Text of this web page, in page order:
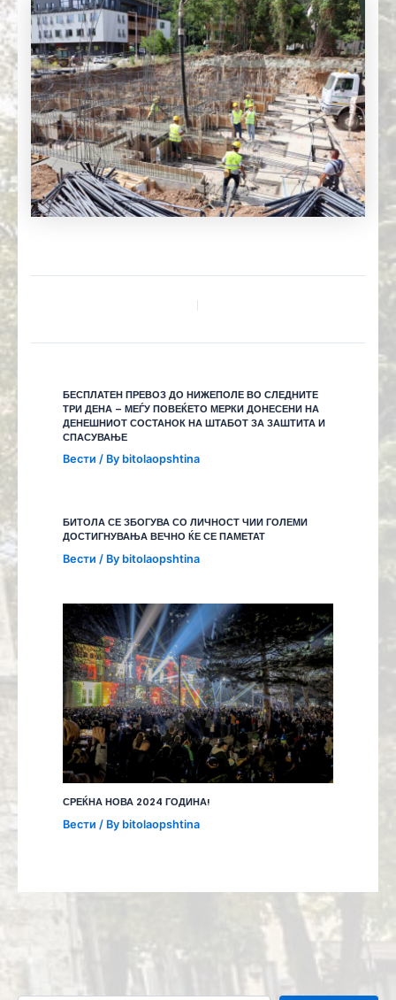
БЕСПЛАТЕН ПРЕВОЗ ДО НИЖЕПОЛЕ ВО СЛЕДНИТЕ
ТРИ ДЕНА – МЕЃУ ПОВЕЌЕТО МЕРКИ ДОНЕСЕНИ НА
ДЕНЕШНИОТ СОСТАНОК НА ШТАБОТ ЗА ЗАШТИТА И
СПАСУВАЊЕ
Вести / By bitolaopshtina
БИТОЛА СЕ ЗБОГУВА СО ЛИЧНОСТ ЧИИ ГОЛЕМИ
ДОСТИГНУВАЊА ВЕЧНО ЌЕ СЕ ПАМЕТАТ
Вести / By bitolaopshtina
СРЕЌНА НОВА 2024 ГОДИНА!
Вести / By bitolaopshtina